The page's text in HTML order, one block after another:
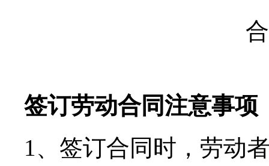
签订劳动合同注意事项
1、签订合同时，劳动